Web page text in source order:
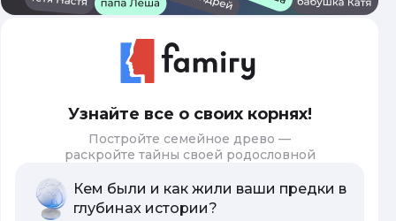
Узнайте все о своих корнях!
Постройте семейное древо —
раскройте тайны своей родословной
Кем были и как жили ваши предки в
глубинах истории?